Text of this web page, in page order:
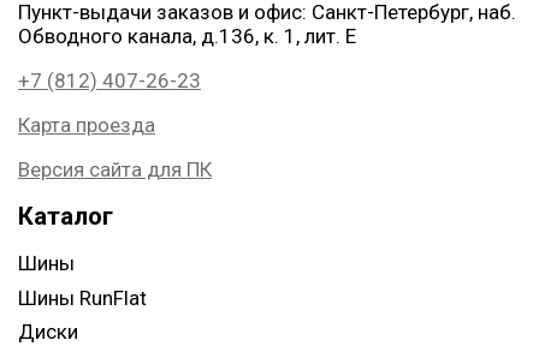
Пункт-выдачи заказов и офис: Санкт-Петербург, наб.
Обводного канала, д.136, к. 1, лит. Е
+7 (812) 407-26-23
Карта проезда
Версия сайта для ПК
Каталог
Шины
Шины RunFlat
Диски